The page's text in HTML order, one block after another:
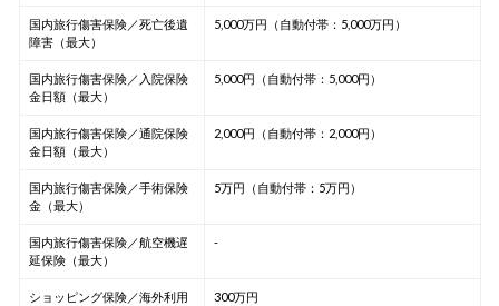
国内旅行傷害保険／死亡後遺
障害（最大）
5,000万円（自動付帯：5,000万円）
国内旅行傷害保険／入院保険
金日額（最大）
5,000円（自動付帯：5,000円）
国内旅行傷害保険／通院保険
金日額（最大）
2,000円（自動付帯：2,000円）
国内旅行傷害保険／手術保険
金（最大）
5万円（自動付帯：5万円）
国内旅行傷害保険／航空機遅
延保険（最大）
-
ショッピング保険／海外利用
300万円